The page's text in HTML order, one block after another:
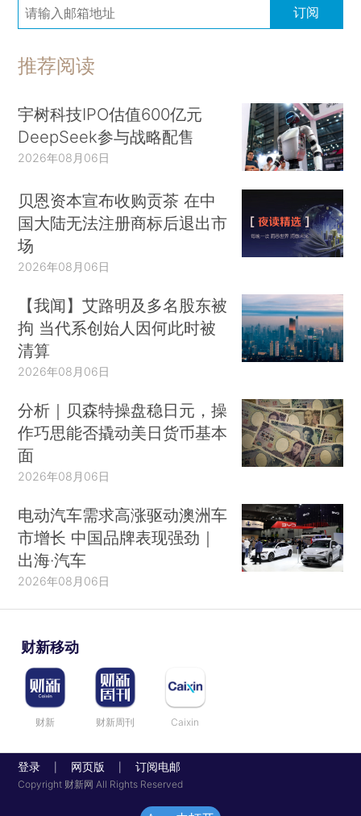
订阅
推荐阅读
宇树科技IPO估值600亿元
DeepSeek参与战略配售
2026年08月06日
贝恩资本宣布收购贡茶 在中
国大陆无法注册商标后退出市
场
2026年08月06日
【我闻】艾路明及多名股东被
拘 当代系创始人因何此时被
清算
2026年08月06日
分析｜贝森特操盘稳日元，操
作巧思能否撬动美日货币基本
面
2026年08月06日
电动汽车需求高涨驱动澳洲车
市增长 中国品牌表现强劲｜
出海·汽车
2026年08月06日
财新移动
财新 财新周刊 Caixin
登录 网页版 订阅电邮
Copyright 财新网 All Rights Reserved